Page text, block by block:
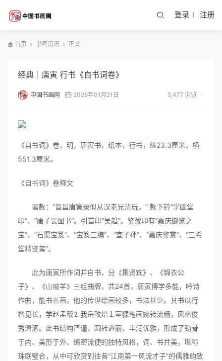
登录 注册
首页 书画资讯 正文
经典｜唐寅 行书《自书词卷》
中国书画网 2026年01月21日 5,477 浏览
《自书词》卷，明，唐寅书，纸本，行书，纵23.3厘米，横
551.3厘米。
《自书词》卷释文
署款：“晋昌唐寅录似从汉老兄清玩。” 款下钤“学圃堂
印”、“唐子畏图书”。引首印“吴趋”。鉴藏印有“嘉庆御览之
宝”、“石渠宝笈”、“宝笈三编”、“宜子孙”、“嘉庆鉴赏”、“三希
堂精鉴玺”。
此为唐寅所作词并自书，分《集贤宾》、《锦衣公
子》、《山坡羊》三组曲牌，共24首。唐寅博学多能，吟诗
作曲，能书善画。他的传世绘画较多，书法甚少。其书以行
楷见长，学赵孟畈⒉我岳畋焙１室猓笔画婉转流畅，风格俊
秀潇洒。此书结构严谨，圆转遒丽，丰润优雅，形成了劲骨
于内、美形于外、缜密流便的独特风格，词、书并美，堪称
珠联璧合，从中可欣赏到往昔“江南第一风流才子”的儒雅韵致